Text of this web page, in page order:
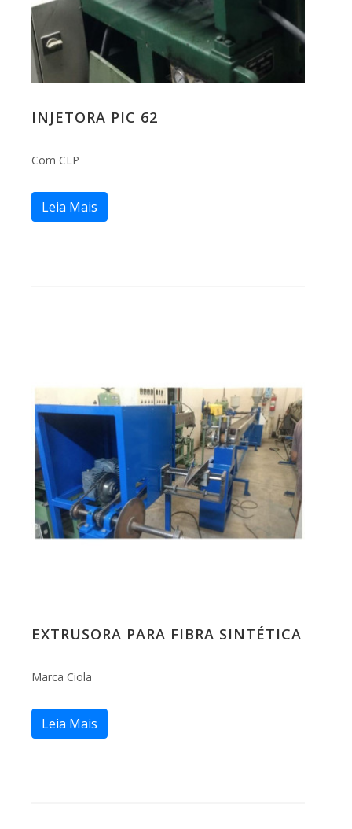
INJETORA PIC 62
Com CLP
Leia Mais
EXTRUSORA PARA FIBRA SINTÉTICA
Marca Ciola
Leia Mais